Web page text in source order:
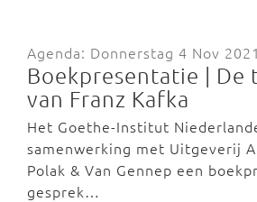
Agenda: Donnerstag 4 Nov 2021
Boekpresentatie | De
van Franz Kafka
Het Goethe-Institut
samenwerking met Uitgeverij
Polak & Van Gennep een
gesprek…